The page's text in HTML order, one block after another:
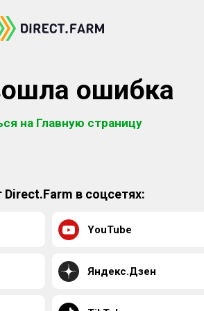
ошибка
на Главную страницу
Direct.Farm в соцсетях:
YouTube
Яндекс.Дзен